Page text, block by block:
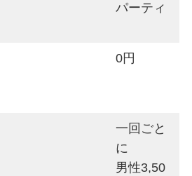
パーティ
0円
一回ごと
に
男性3,50